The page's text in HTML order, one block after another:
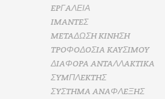
EPΓAΛΕΙΑ
IMANTEΣ
METAΔΩΣH KINHΣH
TPOΦOΔOΣIA KAYΣIMOY
ΔIAΦOPA ANTAΛΛAKTIKA
ΣYMΠΛEKTHΣ
ΣYΣTHMA ANAΦΛEΞHΣ